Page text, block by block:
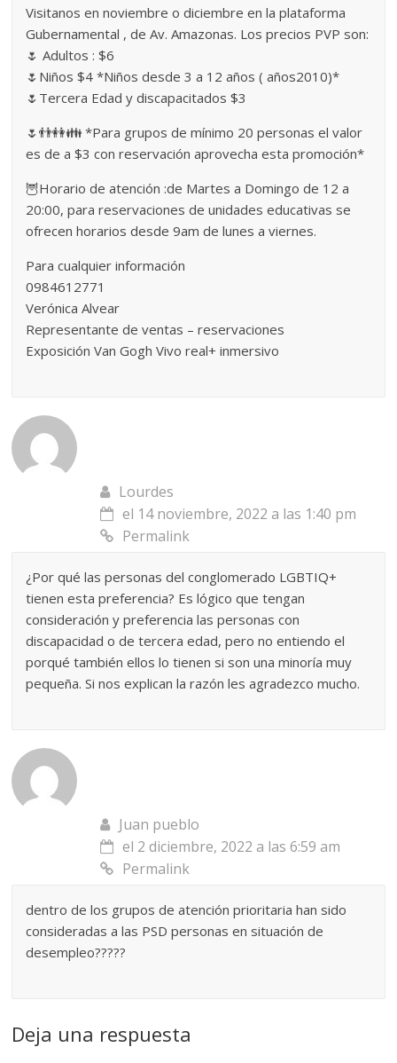
Visitanos en noviembre o diciembre en la plataforma
Gubernamental , de Av. Amazonas. Los precios PVP son:
🌷 Adultos : $6
🌷Niños $4 *Niños desde 3 a 12 años ( años2010)*
🌷Tercera Edad y discapacitados $3
🌷👬👭👪 *Para grupos de mínimo 20 personas el valor
es de a $3 con reservación aprovecha esta promoción*
🦉Horario de atención :de Martes a Domingo de 12 a
20:00, para reservaciones de unidades educativas se
ofrecen horarios desde 9am de lunes a viernes.
Para cualquier información
0984612771
Verónica Alvear
Representante de ventas – reservaciones
Exposición Van Gogh Vivo real+ inmersivo
Lourdes
el 14 noviembre, 2022 a las 1:40 pm
Permalink
¿Por qué las personas del conglomerado LGBTIQ+
tienen esta preferencia? Es lógico que tengan
consideración y preferencia las personas con
discapacidad o de tercera edad, pero no entiendo el
porqué también ellos lo tienen si son una minoría muy
pequeña. Si nos explican la razón les agradezco mucho.
Juan pueblo
el 2 diciembre, 2022 a las 6:59 am
Permalink
dentro de los grupos de atención prioritaria han sido
consideradas a las PSD personas en situación de
desempleo?????
Deja una respuesta